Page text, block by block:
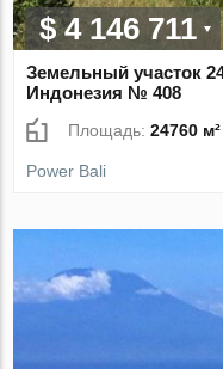
$ 4 146 711
Земельный участок
Индонезия № 408
Площадь:24760 м²
Power Bali